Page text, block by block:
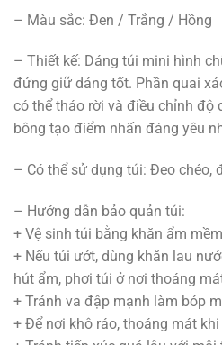
– Màu sắc: Đen / Trắng / Hồng
– Thiết kế: Dáng túi mini hình
đứng giữ dáng tốt. Phần quai
có thể tháo rời và điều chỉnh độ
bông tạo điểm nhấn đáng yêu
– Có thể sử dụng túi: Đeo chéo,
– Hướng dẫn bảo quản túi:
+ Vệ sinh túi bằng khăn ẩm
+ Nếu túi ướt, dùng khăn lau
hút ẩm, phơi túi ở nơi thoáng
+ Tránh va đập mạnh làm bóp
+ Để nơi khô ráo, thoáng mát